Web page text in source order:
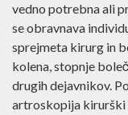
vedno potrebna ali
se obravnava
sprejmeta kirurg in
kolena, stopnje
drugih dejavnikov.
artroskopija kirurški